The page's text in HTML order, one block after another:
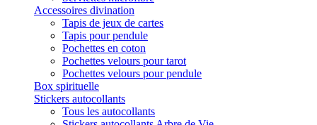
Accessoires divination
Tapis de jeux de cartes
Tapis pour pendule
Pochettes en coton
Pochettes velours pour tarot
Pochettes velours pour pendule
Box spirituelle
Stickers autocollants
Tous les autocollants